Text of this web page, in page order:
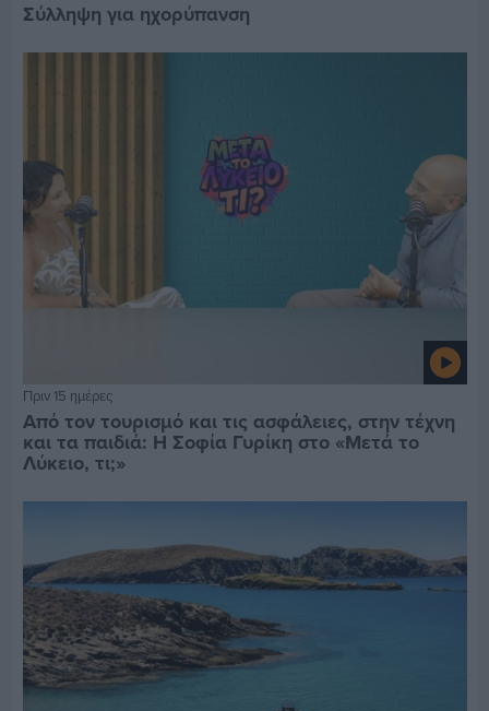
Σύλληψη για ηχορύπανση
Πριν 15 ημέρες
Από τον τουρισμό και τις ασφάλειες, στην τέχνη
και τα παιδιά: Η Σοφία Γυρίκη στο «Μετά το
Λύκειο, τι;»